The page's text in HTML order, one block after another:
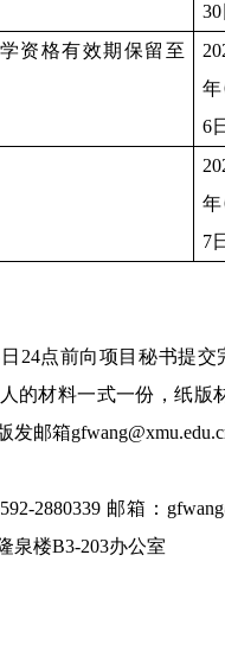
30
资格有效期保留至
年
6日
年
7
24点前向项目秘书提交
的材料一式一份，纸版
邮箱
2880339 邮箱：
泉楼B3-203办公室